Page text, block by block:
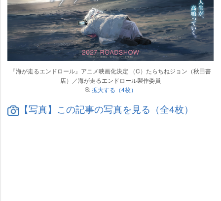
『海が走るエンドロール』アニメ映画化決定 （C）たらちねジョン（秋田書
店）／海が走るエンドロール製作委員
拡大する（4枚）
【写真】この記事の写真を見る（全4枚）